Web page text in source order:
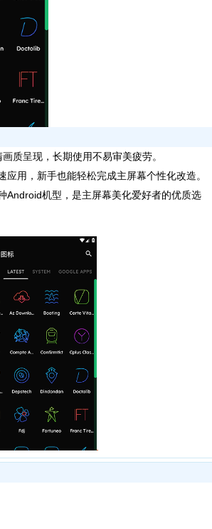
呈现，长期使用不易审美疲劳。
用，新手也能轻松完成主屏幕个性化改造。
机型，是主屏幕美化爱好者的优质选